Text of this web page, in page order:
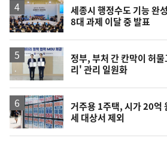
세종시 행정수도 기능 완
8대 과제 이달 중 발표
정부, 부처 간 칸막이 허
리' 관리 일원화
거주용 1주택, 시가 20억
세 대상서 제외